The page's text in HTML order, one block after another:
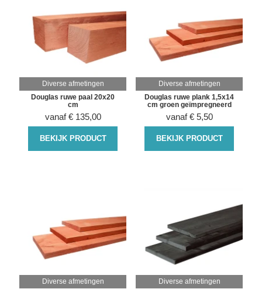
Diverse afmetingen
Douglas ruwe paal 20x20
cm
vanaf € 135,00
BEKIJK PRODUCT
Diverse afmetingen
Douglas ruwe plank 1,5x14
cm groen geïmpregneerd
vanaf € 5,50
BEKIJK PRODUCT
Diverse afmetingen
Diverse afmetingen